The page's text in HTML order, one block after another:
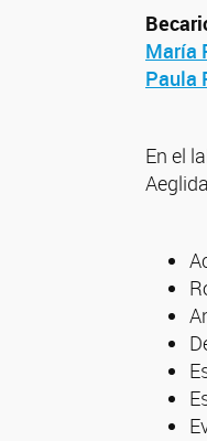
María
Paula
En el